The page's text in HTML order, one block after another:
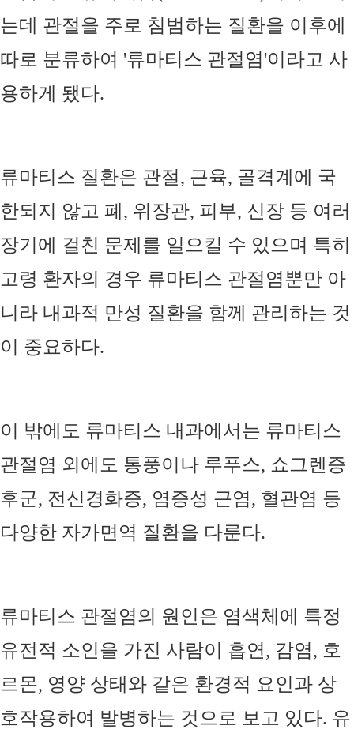
는데 관절을 주로 침범하는 질환을 이후에
따로 분류하여 '류마티스 관절염'이라고 사
용하게 됐다.
류마티스 질환은 관절, 근육, 골격계에 국
한되지 않고 폐 , 위장관, 피부, 신장 등 여러
장기에 걸친 문제를 일으킬 수 있으며 특히
고령 환자의 경우 류마티스 관절염뿐만 아
니라 내과적 만성 질환을 함께 관리하는 것
이 중요하다.
이 밖에도 류마티스 내과에서는 류마티스
관절염 외에도 통풍이나 루푸스, 쇼그렌증
후군, 전신경화증, 염증성 근염, 혈관염 등
다양한 자가면역 질환을 다룬다.
류마티스 관절염의 원인은 염색체에 특정
유전적 소인을 가진 사람이 흡연, 감염, 호
르몬, 영양 상태와 같은 환경적 요인과 상
호작용하여 발병하는 것으로 보고 있다. 유